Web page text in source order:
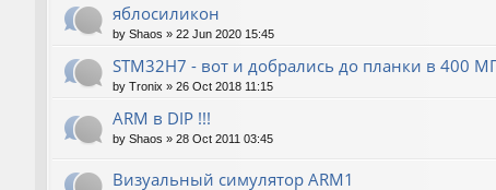
яблосиликон
by Shaos » 22 Jun 2020 15:45
STM32H7 - вот и добрались до планки в 400
by Tronix » 26 Oct 2018 11:15
ARM в DIP !!!
by Shaos » 28 Oct 2011 03:45
Визуальный симулятор ARM1